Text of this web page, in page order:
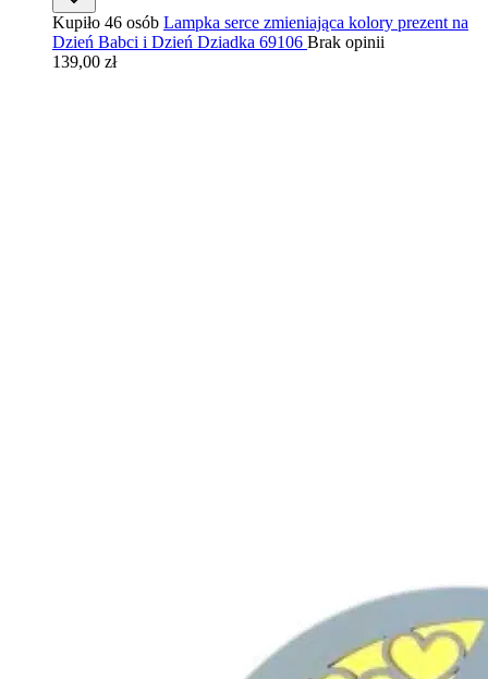
Kupiło 46 osób Lampka serce zmieniająca kolory prezent na
Dzień Babci i Dzień Dziadka 69106 Brak opinii
139,00 zł